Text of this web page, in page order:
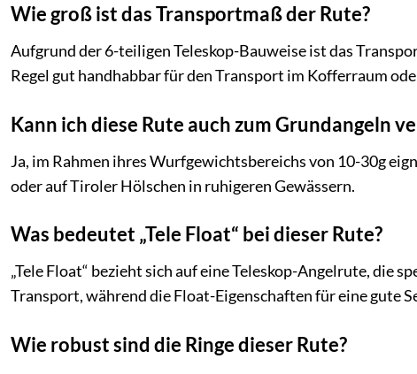
Wie groß ist das Transportmaß der Rute?
Aufgrund der 6-teiligen Teleskop-Bauweise ist das
Regel gut handhabbar für den Transport im Kofferraum
Kann ich diese Rute auch zum Grundangeln
Ja, im Rahmen ihres Wurfgewichtsbereichs von 10-30g
oder auf Tiroler Hölschen in ruhigeren Gewässern.
Was bedeutet „Tele Float“ bei dieser Rute?
„Tele Float“ bezieht sich auf eine Teleskop-Angelrute, die
Transport, während die Float-Eigenschaften für eine gute
Wie robust sind die Ringe dieser Rute?